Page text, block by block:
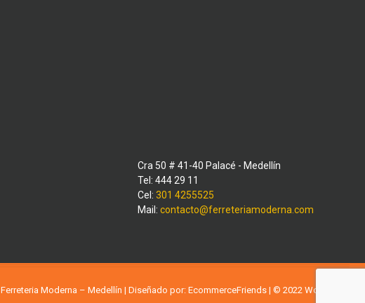
Cra 50 # 41-40 Palacé - Medellín
Tel: 444 29 11
Cel: 301 4255525
Mail: contacto@ferreteriamoderna.com
Ferreteria Moderna – Medellín | Diseñado por: EcommerceFriends | © 2022 WordPress